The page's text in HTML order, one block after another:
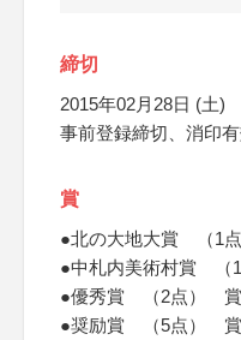
締切
2015年02月28日 (土)
事前登録締切、消印
賞
●北の大地大賞 （1
●中札内美術村賞 （
●優秀賞 （2点） 賞
●奨励賞 （5点） 賞